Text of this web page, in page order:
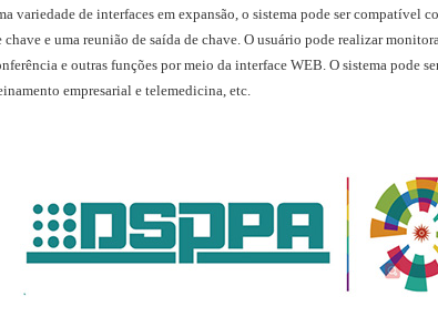
variedade de interfaces em expansão, o sistema pode ser compatível
chave e uma reunião de saída de chave. O usuário pode realizar
e outras funções por meio da interface WEB. O sistema pode
empresarial e telemedicina, etc.